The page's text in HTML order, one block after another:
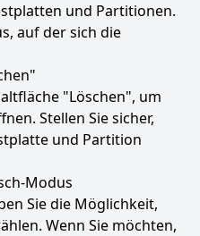
und Partitionen.
auf der sich die
"Löschen", um
Stellen Sie sicher,
und Partition
Modus
Sie die Möglichkeit,
Wenn Sie möchten,